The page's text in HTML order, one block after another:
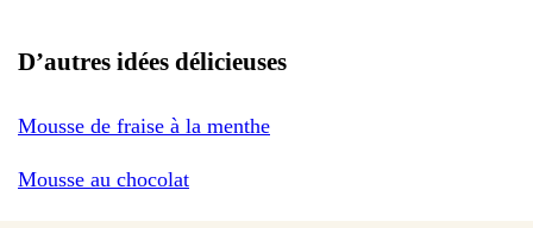
D’autres idées délicieuses
Mousse de fraise à la menthe
Mousse au chocolat